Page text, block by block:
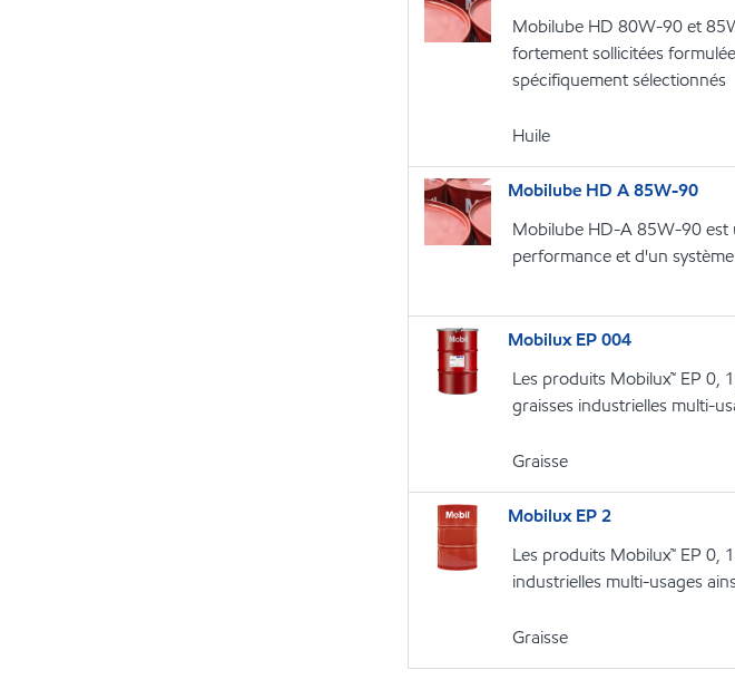
Mobilube HD 80W-90 et
fortement sollicitées
spécifiquement sélectionnés
Huile
Mobilube HD A 85W-90
Mobilube HD-A 85W-90 est
performance et d'un
Mobilux EP 004
Les produits Mobilux™ EP 0,
graisses industrielles multi-
Graisse
Mobilux EP 2
Les produits Mobilux™ EP 0,
industrielles multi-usages
Graisse